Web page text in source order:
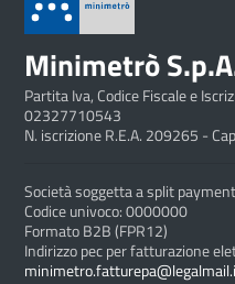
Minimetrò
Partita Iva, Codice Fiscale e
02327710543
N. iscrizione R.E.A. 209265 -
Società soggetta a split payment
Codice univoco: 0000000
Formato B2B (FPR12)
Indirizzo pec per fatturazione